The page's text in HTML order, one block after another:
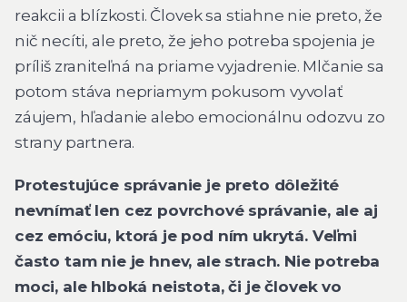
reakcii a blízkosti. Človek sa stiahne nie preto, že
nič necíti, ale preto, že jeho potreba spojenia je
príliš zraniteľná na priame vyjadrenie. Mlčanie sa
potom stáva nepriamym pokusom vyvolať
záujem, hľadanie alebo emocionálnu odozvu zo
strany partnera.
Protestujúce správanie je preto dôležité
nevnímať len cez povrchové správanie, ale aj
cez emóciu, ktorá je pod ním ukrytá. Veľmi
často tam nie je hnev, ale strach. Nie potreba
moci, ale hlboká neistota, či je človek vo